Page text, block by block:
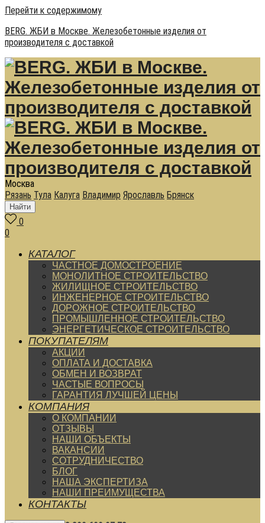
Перейти к содержимому
BERG. ЖБИ в Москве. Железобетонные изделия от
производителя с доставкой
Москва
Рязань Тула Калуга Владимир Ярославль Брянск
Найти
0
0
КАТАЛОГ
ЧАСТНОЕ ДОМОСТРОЕНИЕ
МОНОЛИТНОЕ СТРОИТЕЛЬСТВО
ЖИЛИЩНОЕ СТРОИТЕЛЬСТВО
ИНЖЕНЕРНОЕ СТРОИТЕЛЬСТВО
ДОРОЖНОЕ СТРОИТЕЛЬСТВО
ПРОМЫШЛЕННОЕ СТРОИТЕЛЬСТВО
ЭНЕРГЕТИЧЕСКОЕ СТРОИТЕЛЬСТВО
ПОКУПАТЕЛЯМ
АКЦИИ
ОПЛАТА И ДОСТАВКА
ОБМЕН И ВОЗВРАТ
ЧАСТЫЕ ВОПРОСЫ
ГАРАНТИЯ ЛУЧШЕЙ ЦЕНЫ
КОМПАНИЯ
О КОМПАНИИ
ОТЗЫВЫ
НАШИ ОБЪЕКТЫ
ВАКАНСИИ
СОТРУДНИЧЕСТВО
БЛОГ
НАША ЭКСПЕРТИЗА
НАШИ ПРЕИМУЩЕСТВА
КОНТАКТЫ